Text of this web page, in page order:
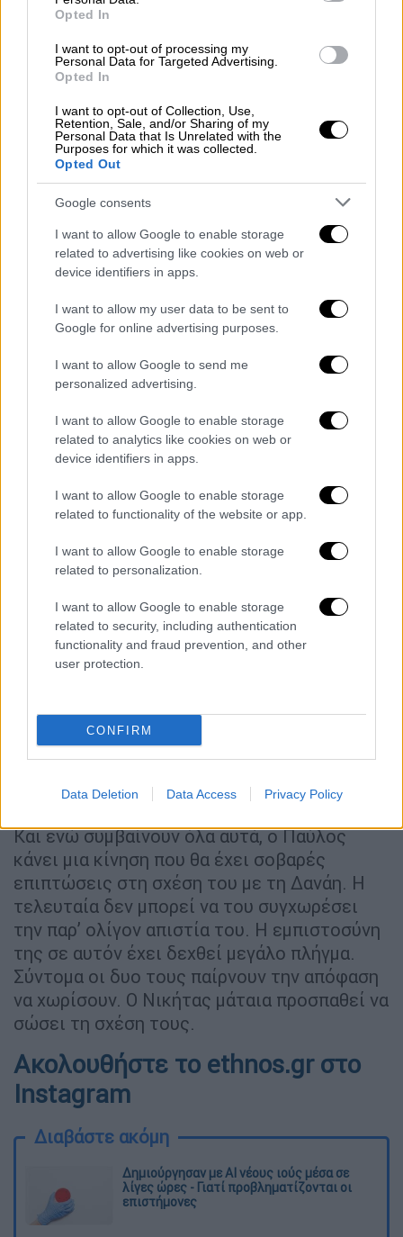
Opted In
I want to opt-out of processing my
Personal Data for Targeted Advertising.
Opted In
I want to opt-out of Collection, Use,
Retention, Sale, and/or Sharing of my
Personal Data that Is Unrelated with the
Purposes for which it was collected.
Opted Out
Google consents
I want to allow Google to enable storage
related to advertising like cookies on web or
device identifiers in apps.
I want to allow my user data to be sent to
Google for online advertising purposes.
I want to allow Google to send me
personalized advertising.
I want to allow Google to enable storage
related to analytics like cookies on web or
device identifiers in apps.
I want to allow Google to enable storage
related to functionality of the website or app.
I want to allow Google to enable storage
related to personalization.
I want to allow Google to enable storage
related to security, including authentication
functionality and fraud prevention, and other
user protection.
CONFIRM
Data Deletion Data Access Privacy Policy
Η επιστροφή
LIFESTYLE26.02.201918:13
Η Επιστροφή - Επόμενα επεισόδια: Ο γάμος
Έλενας- Πέτρου και το νέο έγκλημα
Η Επιστροφή - Επόμενα επεισόδια: Ο γάμος
Έλενας- Πέτρου και το νέο έγκλημα
Ο Ορέστης χωρίς να χάσει καιρό πλησιάζει
τον Νικήτα και απαιτεί να του επιστρέψει
τις μετοχές που είχε στην εταιρεία. Την ίδια
ώρα ο Παύλος, που αναζητά απαντήσεις για
τον χαμό του Φώτη, επιτίθεται στον Ορέστη.
Τον σημαδεύει με ένα όπλο κατηγορώντας
τον για τη δολοφονική ενέργεια τη βραδιά
του γάμου. Ο Ορέστης προσπαθεί να τον
πείσει για την αθωότητά του. Του λέει ότι
συμβάν. Ο Παύλος όμως συνεχίζει να ψάχνει
στοιχεία για την ενοχή του. Στο πλευρό του
θα βρεθεί και ο Χάρης, που αποφασίζει να
τον βοηθήσει. Σύντομα ο Χάρης θα βρεθεί σε
μεγάλο δίλημμα, καθώς στα χέρια του θα
πέσει ένα στοιχείο που καθιστά ύποπτο τον
Ορέστη για όσα τραγικά συνέβησαν εκείνη τη
Ο Χάρης δεν ξέρει εάν πρέπει να κρατήσει το
στόμα του κλειστό ή να μοιραστεί επιτέλους
τα όσα έμαθε για τον πατέρα του. Ο Ορέστης,
την αλήθεια για τον Νίκο, συνεχίζει την
προκλητική στάση του. Σε μια συνέντευξη
που δίνει δηλώνει ότι ο Νίκος είναι δικός
του γιος. Με αυτήν την κίνησή του
Και ενώ συμβαίνουν όλα αυτά, ο Παύλος
κάνει μια κίνηση που θα έχει σοβαρές
επιπτώσεις στη σχέση του με τη Δανάη. Η
τελευταία δεν μπορεί να του συγχωρέσει
την παρ’ ολίγον απιστία του. Η εμπιστοσύνη
της σε αυτόν έχει δεχθεί μεγάλο πλήγμα.
Σύντομα οι δυο τους παίρνουν την απόφαση
να χωρίσουν. Ο Νικήτας μάταια προσπαθεί να
σώσει τη σχέση τους.
Ακολουθήστε το ethnos.gr στο
Instagram
Διαβάστε ακόμη
Δημιούργησαν με AI νέους ιούς μέσα σε
λίγες ώρες - Γιατί προβληματίζονται οι
επιστήμονες